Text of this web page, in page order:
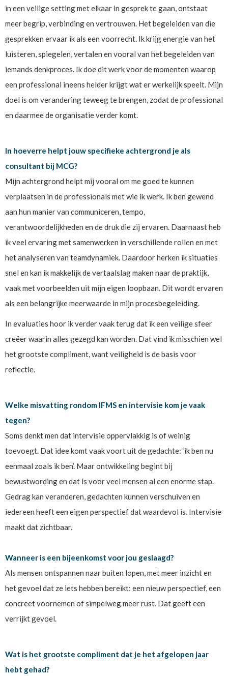
in een veilige setting met elkaar in gesprek te gaan, ontstaat
meer begrip, verbinding en vertrouwen. Het begeleiden van die
gesprekken ervaar ik als een voorrecht. Ik krijg energie van het
luisteren, spiegelen, vertalen en vooral van het begeleiden van
iemands denkproces. Ik doe dit werk voor de momenten waarop
een professional ineens helder krijgt wat er werkelijk speelt. Mijn
doel is om verandering teweeg te brengen, zodat de professional
en daarmee de organisatie verder komt.
In hoeverre helpt jouw specifieke achtergrond je als
consultant bij MCG?
Mijn achtergrond helpt mij vooral om me goed te kunnen
verplaatsen in de professionals met wie ik werk. Ik ben gewend
aan hun manier van communiceren, tempo,
verantwoordelijkheden en de druk die zij ervaren. Daarnaast heb
ik veel ervaring met samenwerken in verschillende rollen en met
het analyseren van teamdynamiek. Daardoor herken ik situaties
snel en kan ik makkelijk de vertaalslag maken naar de praktijk,
vaak met voorbeelden uit mijn eigen loopbaan. Dit wordt ervaren
als een belangrijke meerwaarde in mijn procesbegeleiding.
In evaluaties hoor ik verder vaak terug dat ik een veilige sfeer
creëer waarin alles gezegd kan worden. Dat vind ik misschien wel
het grootste compliment, want veiligheid is de basis voor
reflectie.
Welke misvatting rondom IFMS en intervisie kom je vaak
tegen?
Soms denkt men dat intervisie oppervlakkig is of weinig
toevoegt. Dat idee komt vaak voort uit de gedachte: ‘ik ben nu
eenmaal zoals ik ben’. Maar ontwikkeling begint bij
bewustwording en dat is voor veel mensen al een enorme stap.
Gedrag kan veranderen, gedachten kunnen verschuiven en
iedereen heeft een eigen perspectief dat waardevol is. Intervisie
maakt dat zichtbaar.
Wanneer is een bijeenkomst voor jou geslaagd?
Als mensen ontspannen naar buiten lopen, met meer inzicht en
het gevoel dat ze iets hebben bereikt: een nieuw perspectief, een
concreet voornemen of simpelweg meer rust. Dat geeft een
verrijkt gevoel.
Wat is het grootste compliment dat je het afgelopen jaar
hebt gehad?